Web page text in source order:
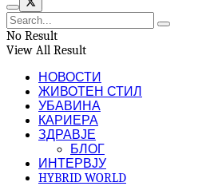
No Result
View All Result
НОВОСТИ
ЖИВОТЕН СТИЛ
УБАВИНА
КАРИЕРА
ЗДРАВЈЕ
БЛОГ
ИНТЕРВЈУ
HYBRID WORLD